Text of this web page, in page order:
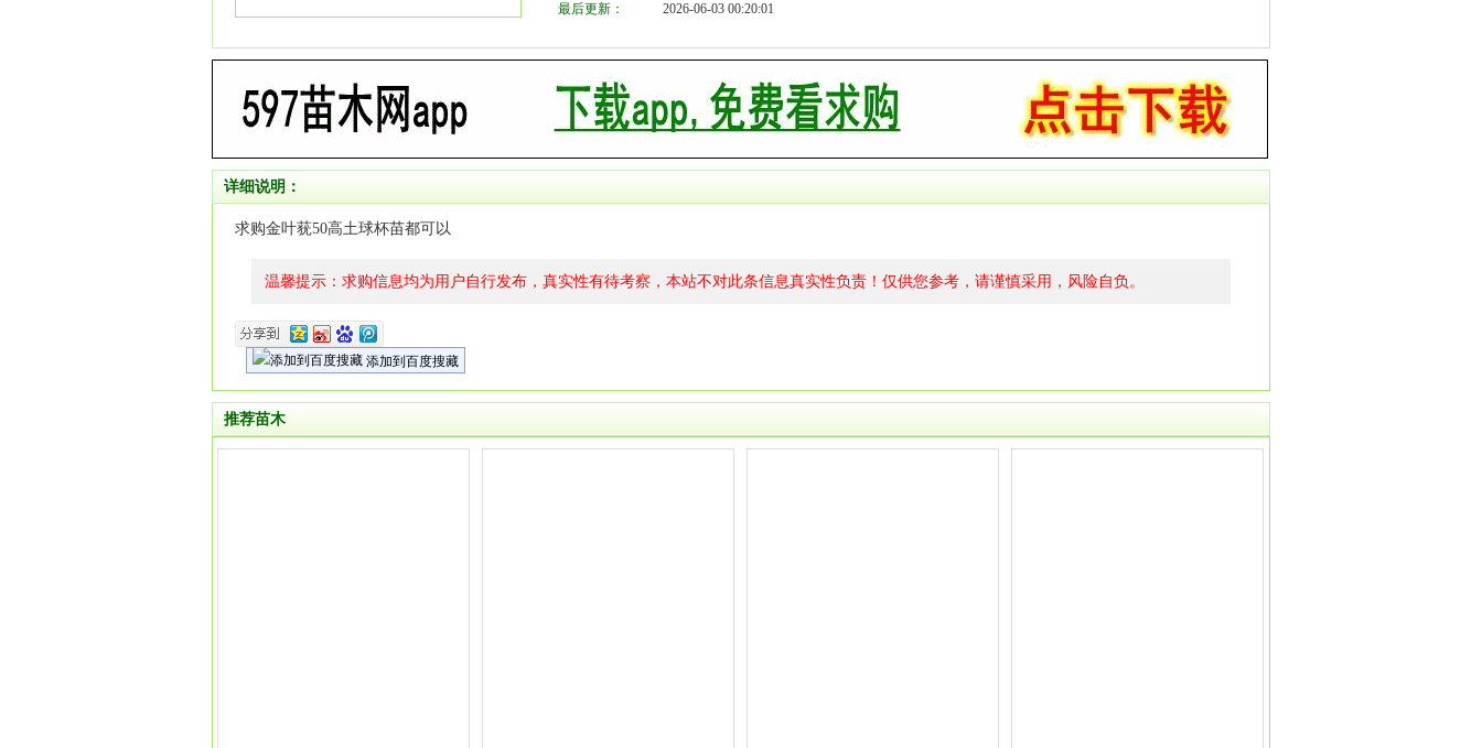
最后更新： 2026-06-03 00:20:01
详细说明：
求购金叶莸50高土球杯苗都可以
温馨提示：求购信息均为用户自行发布，真实性有待考察，本站不对此条信息真实性负责！仅供您参考，请谨慎采用，风险自负。
添加到百度搜藏
推荐苗木